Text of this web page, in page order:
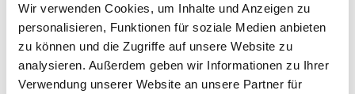
Wir verwenden Cookies, um Inhalte und Anzeigen zu
personalisieren, Funktionen für soziale Medien anbieten
zu können und die Zugriffe auf unsere Website zu
analysieren. Außerdem geben wir Informationen zu Ihrer
Verwendung unserer Website an unsere Partner für
Industriebehälter VDA-R-KLT 3215 - 300x200mm